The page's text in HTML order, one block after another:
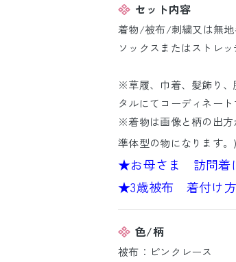
セット内容
着物/被布/刺繍又は無
ソックスまたはストレ
※草履、巾着、髪飾り、
タルにてコーディネート
※着物は画像と柄の出
準体型の物になります。)
★お母さま 訪問着
★3歳被布 着付け
色/柄
被布：ピンクレース